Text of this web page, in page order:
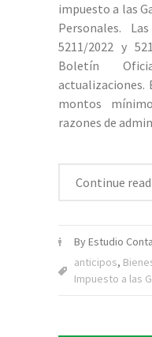
impuesto a las
Personales.
5211/2022 y
Boletín
montos
razones de
Continue
By Estudio
anticipos,
Impuesto a las